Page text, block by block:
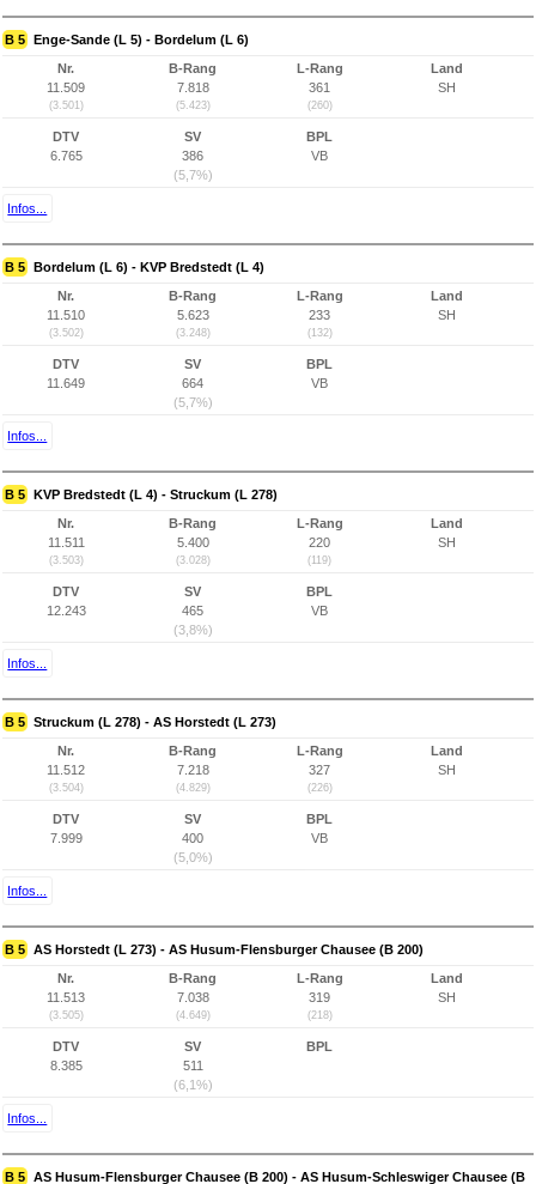
B 5 Enge-Sande (L 5) - Bordelum (L 6)
Nr.
11.509
(3.501)
B-Rang
7.818
(5.423)
L-Rang
361
(260)
Land
SH
DTV
6.765
SV
386
(5,7%)
BPL
VB
Infos...
B 5 Bordelum (L 6) - KVP Bredstedt (L 4)
Nr.
11.510
(3.502)
B-Rang
5.623
(3.248)
L-Rang
233
(132)
Land
SH
DTV
11.649
SV
664
(5,7%)
BPL
VB
Infos...
B 5 KVP Bredstedt (L 4) - Struckum (L 278)
Nr.
11.511
(3.503)
B-Rang
5.400
(3.028)
L-Rang
220
(119)
Land
SH
DTV
12.243
SV
465
(3,8%)
BPL
VB
Infos...
B 5 Struckum (L 278) - AS Horstedt (L 273)
Nr.
11.512
(3.504)
B-Rang
7.218
(4.829)
L-Rang
327
(226)
Land
SH
DTV
7.999
SV
400
(5,0%)
BPL
VB
Infos...
B 5 AS Horstedt (L 273) - AS Husum-Flensburger Chausee (B 200)
Nr.
11.513
(3.505)
B-Rang
7.038
(4.649)
L-Rang
319
(218)
Land
SH
DTV
8.385
SV
511
(6,1%)
BPL
Infos...
B 5 AS Husum-Flensburger Chausee (B 200) - AS Husum-Schleswiger Chausee (B